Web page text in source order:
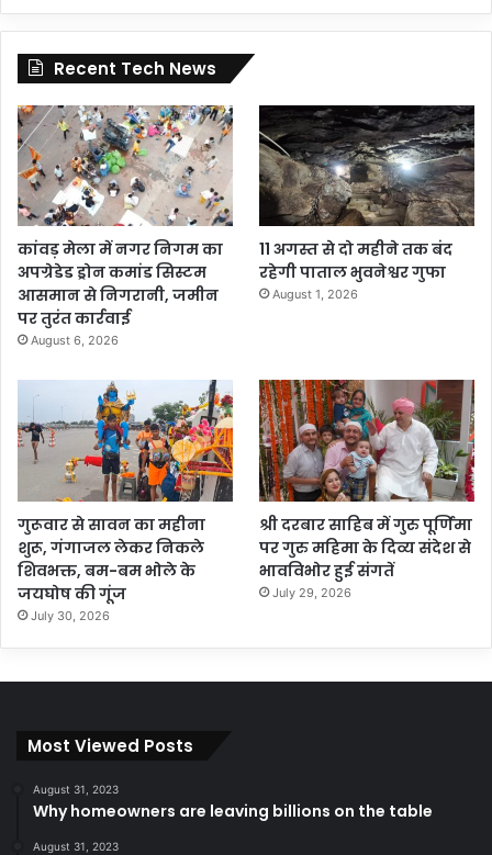
Recent Tech News
कांवड़ मेला में नगर निगम का
अपग्रेडेड ड्रोन कमांड सिस्टम
आसमान से निगरानी, जमीन
पर तुरंत कार्रवाई
August 6, 2026
11 अगस्त से दो महीने तक बंद
रहेगी पाताल भुवनेश्वर गुफा
August 1, 2026
गुरूवार से सावन का महीना
शुरू, गंगाजल लेकर निकले
शिवभक्त, बम-बम भोले के
जयघोष की गूंज
July 30, 2026
श्री दरबार साहिब में गुरु पूर्णिमा
पर गुरु महिमा के दिव्य संदेश से
भावविभोर हुई संगतें
July 29, 2026
Most Viewed Posts
August 31, 2023
Why homeowners are leaving billions on the table
August 31, 2023